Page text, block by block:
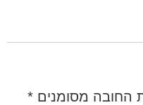
החובה מסומנים *